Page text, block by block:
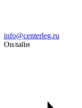
Email
info@centerleg.ru
Онлайн